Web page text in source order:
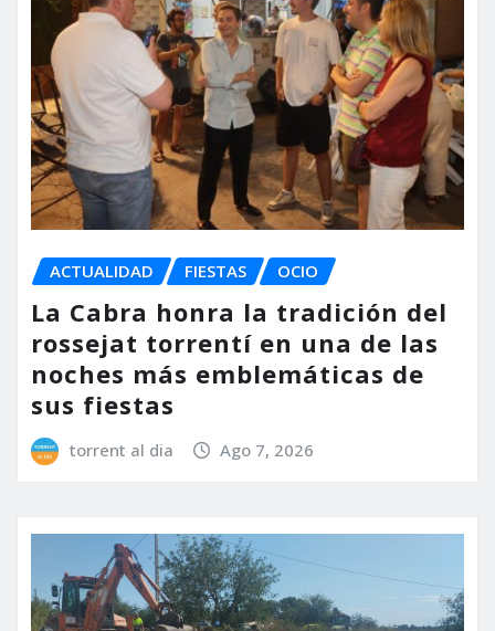
ACTUALIDAD FIESTAS OCIO
La Cabra honra la tradición del
rossejat torrentí en una de las
noches más emblemáticas de
sus fiestas
torrent al dia Ago 7, 2026